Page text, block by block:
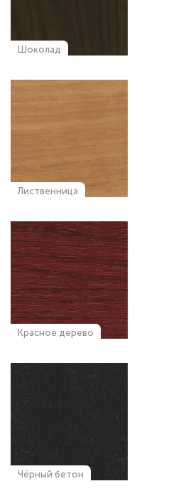
Шоколад
Лиственница
Красное дерево
Чёрный бетон